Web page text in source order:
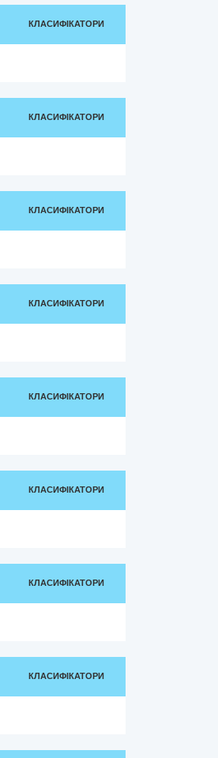
КЛАСИФІКАТОРИ
КЛАСИФІКАТОРИ
КЛАСИФІКАТОРИ
КЛАСИФІКАТОРИ
КЛАСИФІКАТОРИ
КЛАСИФІКАТОРИ
КЛАСИФІКАТОРИ
КЛАСИФІКАТОРИ